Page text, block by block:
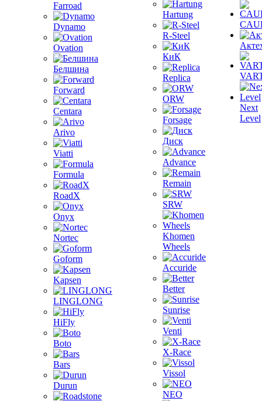
Farroad
Dynamo
Ovation
Белшина
Forward
Centara
Arivo
Viatti
Formula
RoadX
Onyx
Nortec
Goform
Kapsen
LINGLONG
HiFly
Boto
Bars
Durun
Hartung
R-Steel
КиК
Replica
ORW
Forsage
Диск
Advance
Remain
SRW
Khomen
Wheels
Accuride
Better
Sunrise
Venti
X-Race
Vissol
NEO
Next
Level